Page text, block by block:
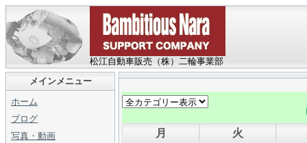
松江自動車販売（株）二輪事業部
メインメニュー
ホーム
ブログ
写真・動画
月 火